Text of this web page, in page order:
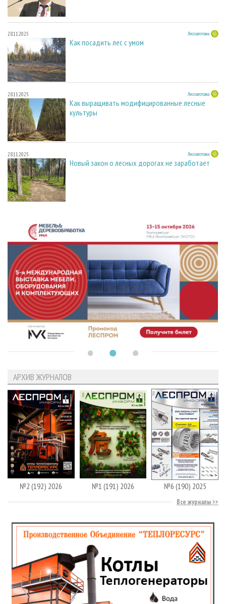
28.11.2025 Лесозаготовка
Как посадить лес с умом
28.11.2025 Лесозаготовка
Как выращивать модифицированные лесные
культуры
28.11.2025 Лесозаготовка
Новый закон о лесных дорогах не заработает
АРХИВ ЖУРНАЛОВ
№2 (192) 2026 №1 (191) 2026 №6 (190) 2025
Все журналы